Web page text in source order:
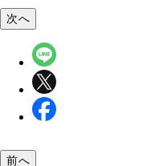
次へ
前へ